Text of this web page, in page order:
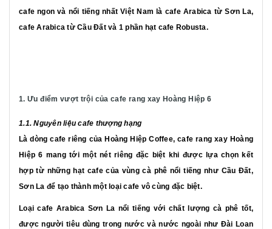
cafe ngon và nổi tiếng nhất Việt Nam là cafe Arabica từ Sơn La,
cafe Arabica từ Cầu Đất và 1 phần hạt cafe Robusta.
1. Ưu điểm vượt trội của cafe rang xay Hoàng Hiệp 6
1.1. Nguyên liệu cafe thượng hạng
Là dòng cafe riêng của Hoàng Hiệp Coffee, cafe rang xay Hoàng
Hiệp 6 mang tới một nét riêng đặc biệt khi được lựa chọn kết
hợp từ những hạt cafe của vùng cà phê nổi tiếng như Cầu Đất,
Sơn La để tạo thành một loại cafe vô cùng đặc biệt.
Loại cafe Arabica Sơn La nổi tiếng với chất lượng cà phê tốt,
được người tiêu dùng trong nước và nước ngoài như Đài Loan